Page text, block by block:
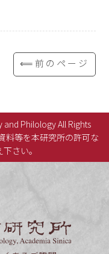
⟸前のページ
Philology All Rights
料等を本研究所の許可な
さい。